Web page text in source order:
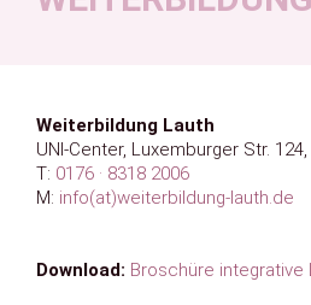
Weiterbildung Lauth
UNI-Center, Luxemburger Str.
T: 0176 · 8318 2006
M: info(at)weiterbildung-lauth.de
Download: Broschüre integrative